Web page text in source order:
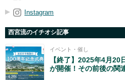
Instagram
西宮流のイチオシ記事
イベント・催し
【終了】2025年4月
が開催！その前後の関